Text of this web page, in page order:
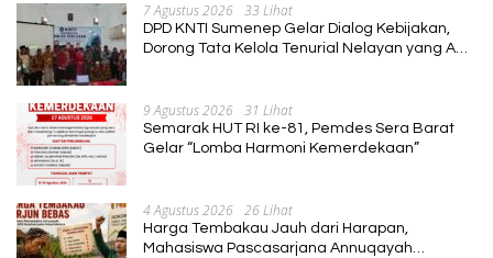
7 Agustus 2026 33 Lihat
DPD KNTI Sumenep Gelar Dialog Kebijakan,
Dorong Tata Kelola Tenurial Nelayan yang Adil
9 Agustus 2026 31 Lihat
Semarak HUT RI ke-81, Pemdes Sera Barat
Gelar “Lomba Harmoni Kemerdekaan”
4 Agustus 2026 26 Lihat
Harga Tembakau Jauh dari Harapan,
Mahasiswa Pascasarjana Annuqayah